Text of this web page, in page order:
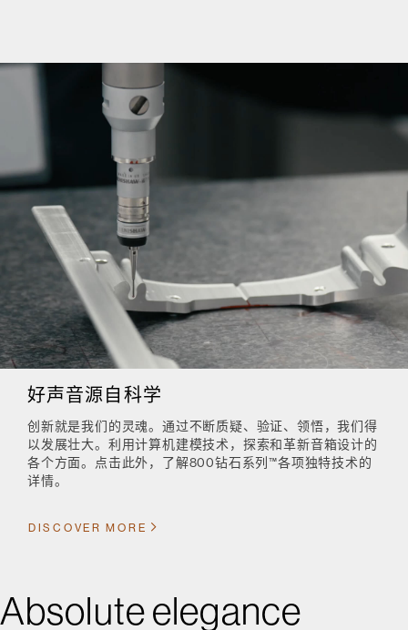
好声音源自科学
创新就是我们的灵魂。通过不断质疑、验证、领悟，我们得
以发展壮大。利用计算机建模技术，探索和革新音箱设计的
各个方面。点击此外，了解800钻石系列™各项独特技术的
详情。
DISCOVER MORE
Absolute elegance